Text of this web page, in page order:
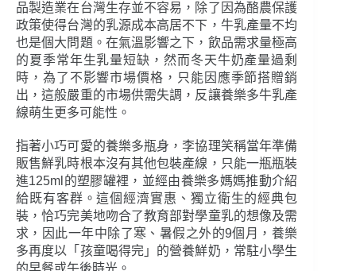
品製造業在台灣生存並不容易，除了因為酪農保護
政策使得台灣的乳源成本高居不下，牛乳產量不均
也是個大問題。在氣溫影響之下，飲品需求量極高
的夏季常年生乳量短缺，然而冬天牛奶產量過剩
時，為了不影響市場價格，只能因應季節搭贈銷
出，這般嚴重的市場供需失調，反讓養樂多牛乳產
線萌生更多可能性。
指著小巧可愛的養樂多瓶身，李協理笑稱當年準備
販售鮮乳時根本沒有其他包裝產線，只能一瓶瓶裝
進125ml的塑膠罐裡，並經由養樂多媽媽推動介紹
給既有客群。這個經濟實惠、獨立衛生的經典包
裝，恰巧完美地吻合了教育部對學童乳的想像及需
求，因此一年中除了寒、暑假之外的9個月，養樂
多再度以「孩童喝得完」的營養鮮奶，常駐小學生
的早餐或午後時光。